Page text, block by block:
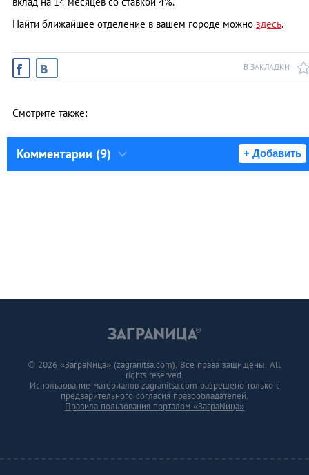
Найти ближайшее отделение в вашем городе можно здесь.
В ЗАКЛАДКИ
Смотрите также:
Комментарии (9) + Добавить
© 2026 «ЗаграNица» (zagranitsa.com). Все права защищены. All
rights reserved.
Использование материалов zagranitsa.com разрешено только с
предварительного согласия правообладателей.
Правила пользования порталом «ЗаграNица»